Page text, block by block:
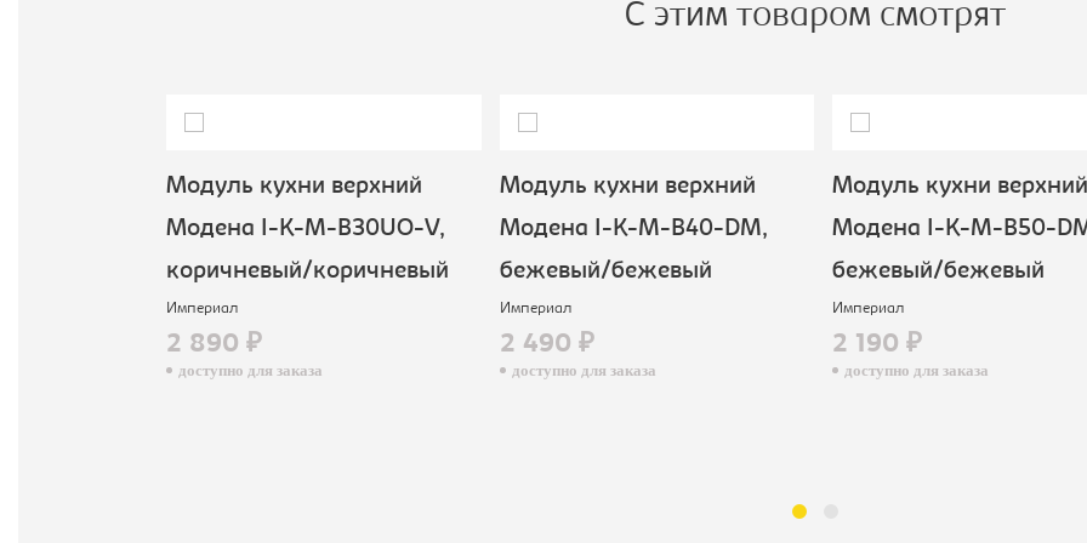
С этим товаром смотрят
Модуль кухни верхний
Модена I-K-M-B30UO-V,
коричневый/коричневый
Империал
2 890 ₽
доступно для заказа
Модуль кухни верхний
Модена I-K-M-B40-DM,
бежевый/бежевый
Империал
2 490 ₽
доступно для заказа
Модуль кухни верхний
Модена I-K-M-B50-
бежевый/бежевый
Империал
2 190 ₽
доступно для заказа